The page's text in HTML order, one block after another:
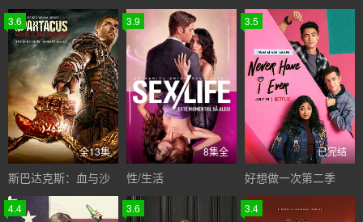
3.6
全13集
斯巴达克斯：血与沙
3.9
8集全
性/生活
3.5
已完结
好想做一次第二季
4.4 3.6 3.4